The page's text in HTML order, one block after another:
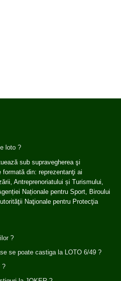
loto ?
sub supravegherea şi
din: reprezentanţi ai
Antreprenoriatului și Turismului,
Naționale pentru Sport, Biroului
Naţionale pentru Protecţia
?
se poate castiga la LOTO 6/49 ?
?